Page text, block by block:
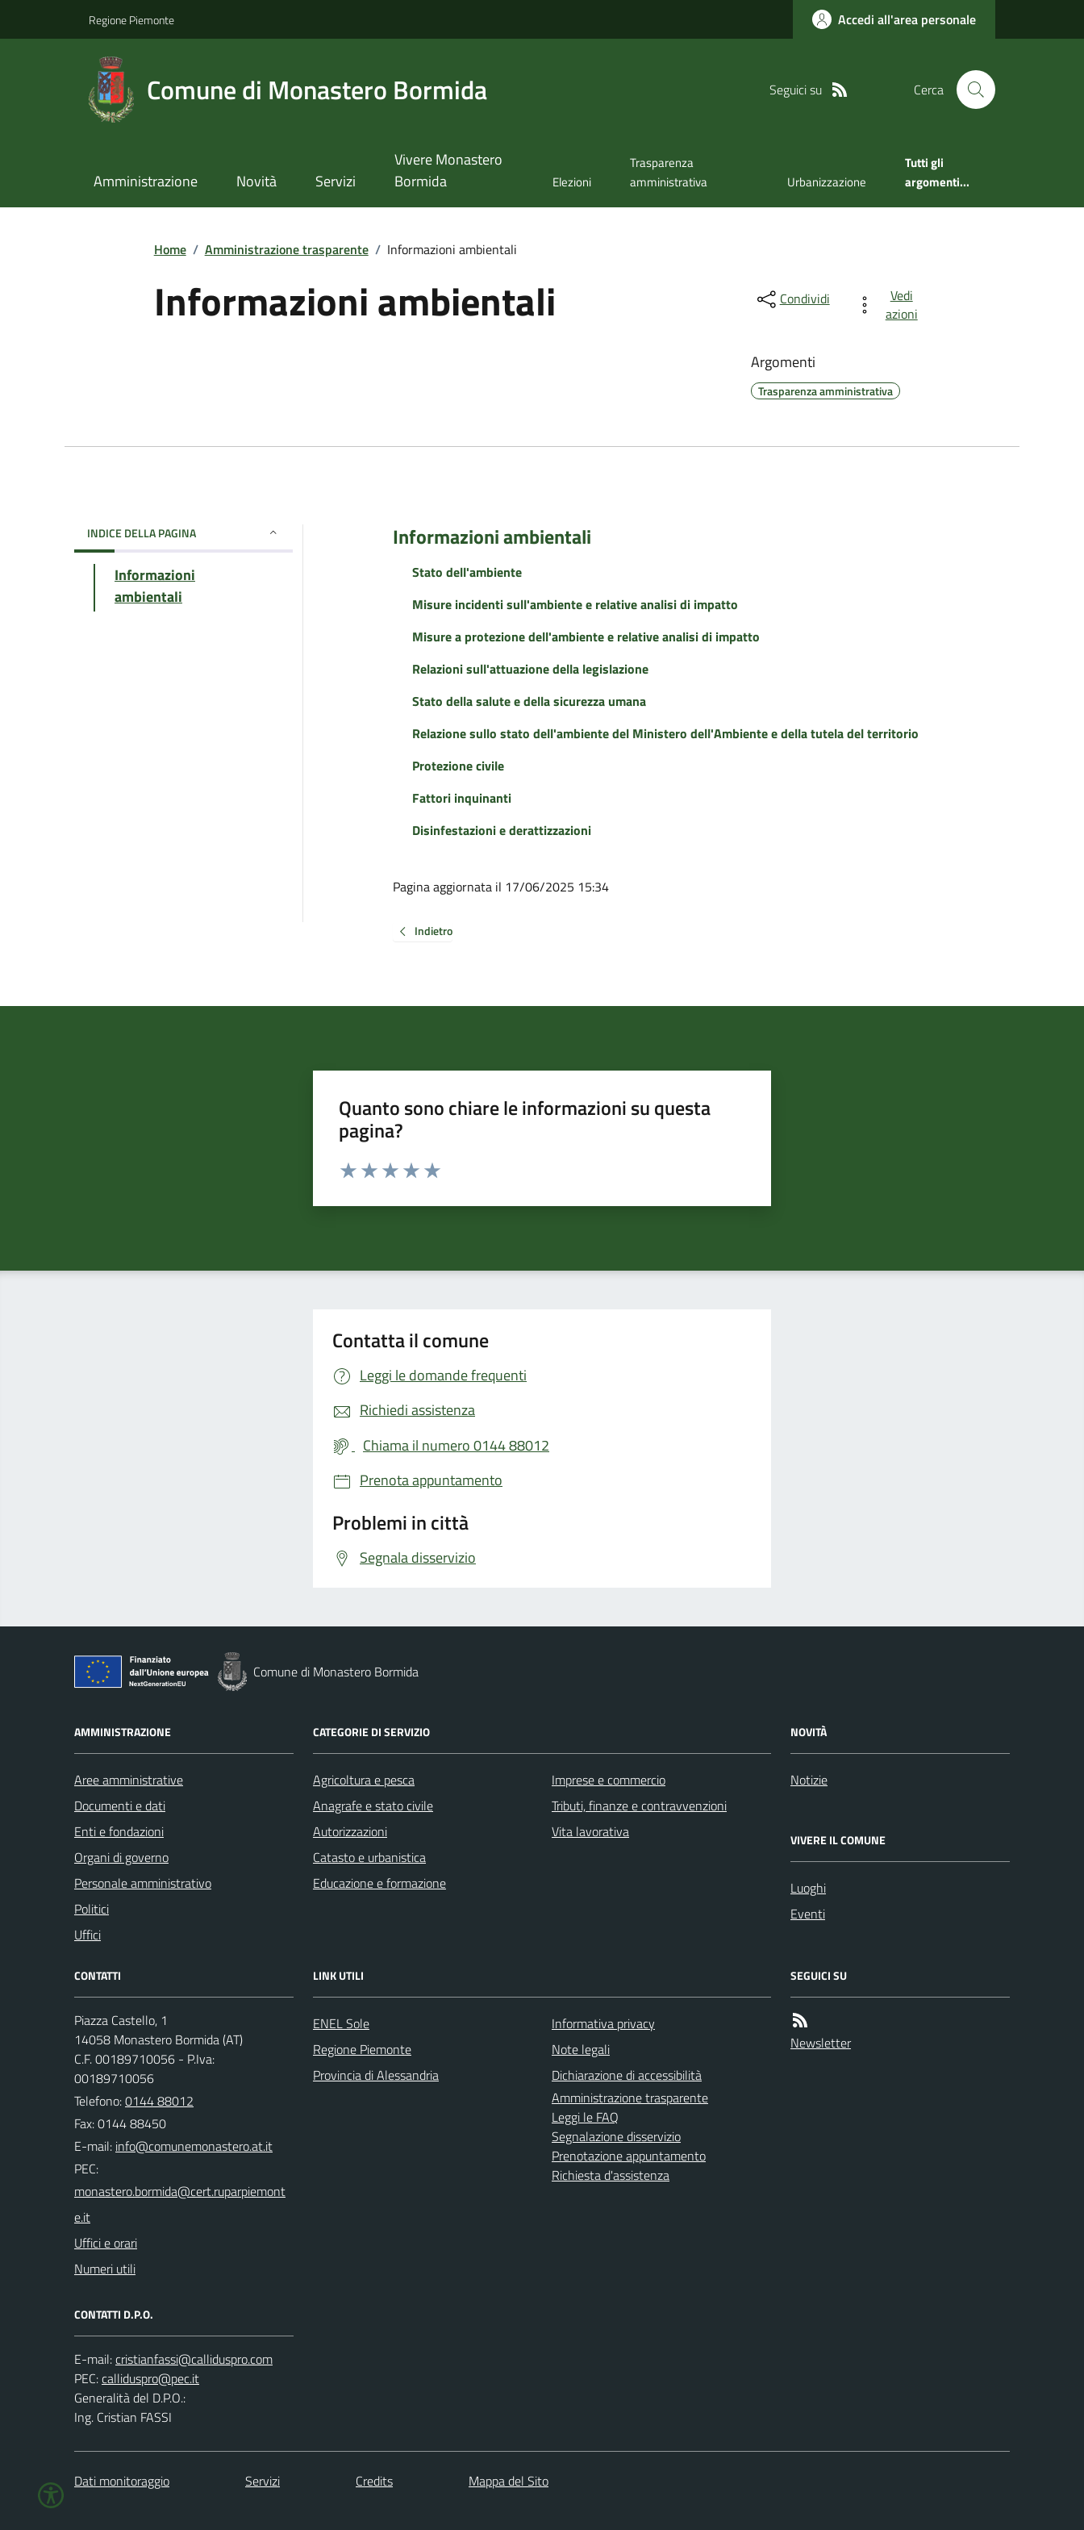
Regione Piemonte Accedi all'area personale
Comune di Monastero Bormida Seguici su Cerca
Amministrazione Novità Servizi
Vivere Monastero
Bormida
Elezioni
Trasparenza
amministrativa
Urbanizzazione
Tutti gli
argomenti...
Home / Amministrazione trasparente / Informazioni ambientali
Informazioni ambientali Condividi
Vedi
azioni
Argomenti
Trasparenza amministrativa
INDICE DELLA PAGINA
Informazioni
ambientali
Informazioni ambientali
Stato dell'ambiente
Misure incidenti sull'ambiente e relative analisi di impatto
Misure a protezione dell'ambiente e relative analisi di impatto
Relazioni sull'attuazione della legislazione
Stato della salute e della sicurezza umana
Relazione sullo stato dell'ambiente del Ministero dell'Ambiente e della tutela del territorio
Protezione civile
Fattori inquinanti
Disinfestazioni e derattizzazioni
Pagina aggiornata il 17/06/2025 15:34
Indietro
Quanto sono chiare le informazioni su questa
pagina?
Valuta da 1 a 5 stelle la pagina
Contatta il comune
Leggi le domande frequenti
Richiedi assistenza
Chiama il numero 0144 88012
Prenota appuntamento
Problemi in città
Segnala disservizio
Comune di Monastero Bormida
AMMINISTRAZIONE
Aree amministrative
Documenti e dati
Enti e fondazioni
Organi di governo
Personale amministrativo
Politici
Uffici
CATEGORIE DI SERVIZIO
Agricoltura e pesca
Anagrafe e stato civile
Autorizzazioni
Catasto e urbanistica
Educazione e formazione
Imprese e commercio
Tributi, finanze e contravvenzioni
Vita lavorativa
NOVITÀ
Notizie
VIVERE IL COMUNE
Luoghi
Eventi
CONTATTI
Piazza Castello, 1
14058 Monastero Bormida (AT)
C.F. 00189710056 - P.Iva:
00189710056
Telefono:0144 88012
Fax: 0144 88450
E-mail:
PEC:
Uffici e orari
Numeri utili
CONTATTI D.P.O.
E-mail:
PEC:
Generalità del D.P.O.:
Ing. Cristian FASSI
LINK UTILI
ENEL Sole
Regione Piemonte
Provincia di Alessandria
Informativa privacy
Note legali
Dichiarazione di accessibilità
Amministrazione trasparente
Leggi le FAQ
Segnalazione disservizio
Prenotazione appuntamento
Richiesta d'assistenza
SEGUICI SU
Newsletter
Dati monitoraggio Servizi Credits Mappa del Sito